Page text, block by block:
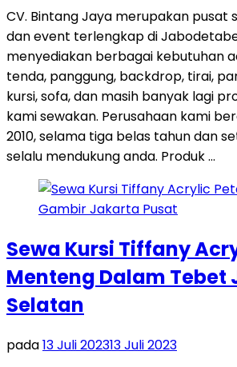
CV. Bintang Jaya merupakan pusat
dan event terlengkap di
menyediakan berbagai kebutuhan
tenda, panggung, backdrop, tirai,
kursi, sofa, dan masih banyak lagi
kami sewakan. Perusahaan kami
2010, selama tiga belas tahun dan
selalu mendukung anda. Produk …
Sewa Kursi Tiffany
Menteng Dalam Tebet
Selatan
pada13 Juli 202313 Juli 2023